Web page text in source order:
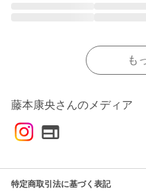
も
藤本康央さんのメディア
特定商取引法に基づく表記